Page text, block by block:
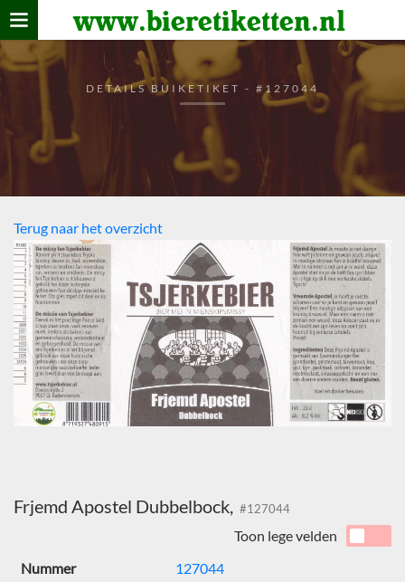
www.bieretiketten.nl
Home
verzamelen
De bierkaart
Bezoekers
DETAILS BUIKETIKET - #127044
Terug naar het overzicht
Frjemd Apostel Dubbelbock, #127044
Toon lege velden
Nummer
127044